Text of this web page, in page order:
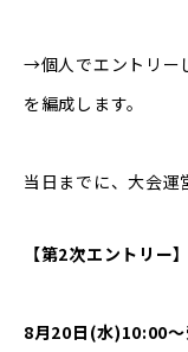
→個人でエントリー
を編成します。
当日までに、大会運
【第2次エントリー】
8月20日(水)10:00